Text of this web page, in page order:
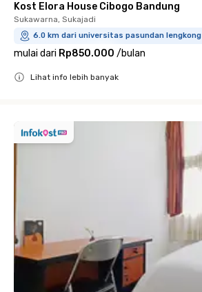
Kost Elora House Cibogo Bandung
Sukawarna, Sukajadi
6.0 km dari universitas pasundan lengkong
mulai dari Rp850.000 /bulan
Lihat info lebih banyak